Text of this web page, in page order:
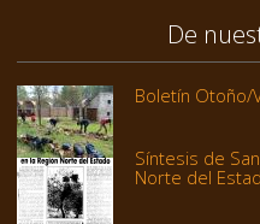
De
Boletín Otoño/
Síntesis de
Norte del